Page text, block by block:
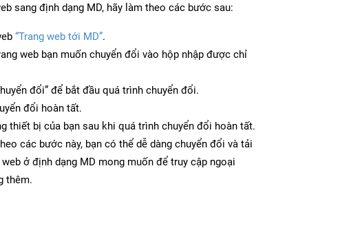
sang định dạng MD, hãy làm theo các bước sau:
“Trang web tới MD”.
web bạn muốn chuyển đổi vào hộp nhập được chỉ
đổi” để bắt đầu quá trình chuyển đổi.
đổi hoàn tất.
thiết bị của bạn sau khi quá trình chuyển đổi hoàn tất.
các bước này, bạn có thể dễ dàng chuyển đổi và tải
ở định dạng MD mong muốn để truy cập ngoại
thêm.